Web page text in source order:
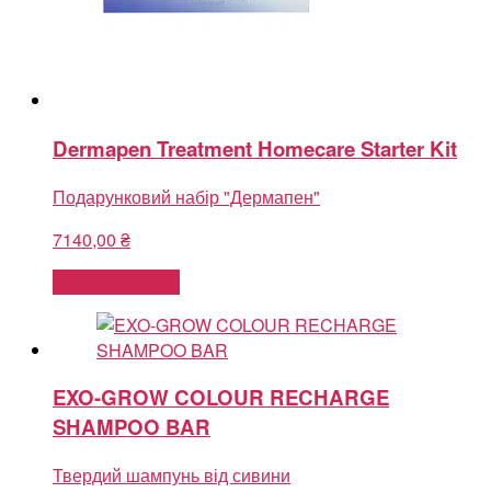
Dermapen Treatment Homecare Starter Kit
Подарунковий набір "Дермапен"
7140,00 ₴
EXO-GROW COLOUR RECHARGE
SHAMPOO BAR
Твердий шампунь від сивини